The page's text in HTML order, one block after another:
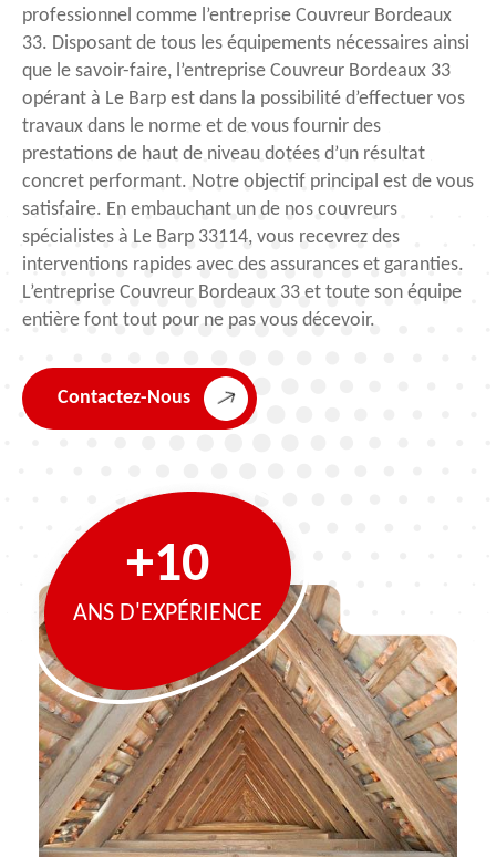
professionnel comme l’entreprise Couvreur Bordeaux
33. Disposant de tous les équipements nécessaires ainsi
que le savoir-faire, l’entreprise Couvreur Bordeaux 33
opérant à Le Barp est dans la possibilité d’effectuer vos
travaux dans le norme et de vous fournir des
prestations de haut de niveau dotées d’un résultat
concret performant. Notre objectif principal est de vous
satisfaire. En embauchant un de nos couvreurs
spécialistes à Le Barp 33114, vous recevrez des
interventions rapides avec des assurances et garanties.
L’entreprise Couvreur Bordeaux 33 et toute son équipe
entière font tout pour ne pas vous décevoir.
Contactez-Nous
+10
ANS D'EXPÉRIENCE